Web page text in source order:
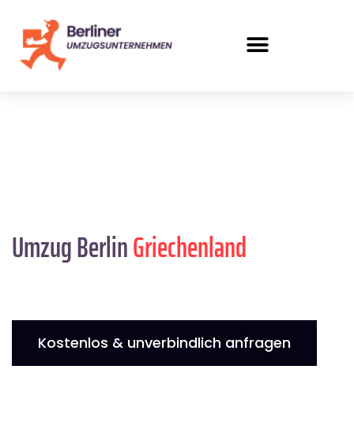
Umzug BerlinGriechenland
Kostenlos & unverbindlich anfragen